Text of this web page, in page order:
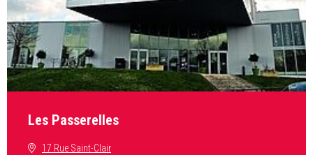
Les Passerelles
17 Rue Saint-Clair